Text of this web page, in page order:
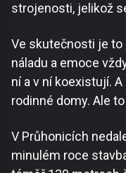
strojenosti, jelikož
Ve skutečnosti je to
náladu a emoce
ní a v ní koexistují.
rodinné domy. Ale
V Průhonicích
minulém roce